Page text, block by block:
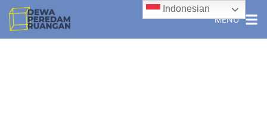
MENU
Indonesian